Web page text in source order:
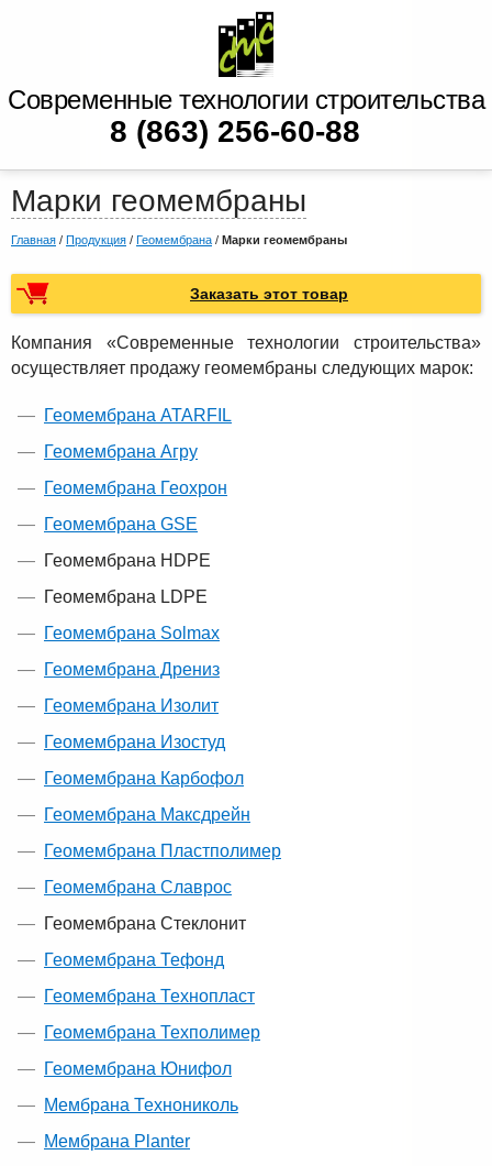
Современные технологии строительства
8 (863) 256-60-88
Марки геомембраны
Главная / Продукция / Геомембрана / Марки геомембраны
Заказать этот товар
Компания «Современные технологии строительства»
осуществляет продажу геомембраны следующих марок:
Геомембрана ATARFIL
Геомембрана Агру
Геомембрана Геохрон
Геомембрана GSE
Геомембрана HDPE
Геомембрана LDPE
Геомембрана Solmax
Геомембрана Дрениз
Геомембрана Изолит
Геомембрана Изостуд
Геомембрана Карбофол
Геомембрана Максдрейн
Геомембрана Пластполимер
Геомембрана Славрос
Геомембрана Стеклонит
Геомембрана Тефонд
Геомембрана Технопласт
Геомембрана Техполимер
Геомембрана Юнифол
Мембрана Технониколь
Мембрана Planter